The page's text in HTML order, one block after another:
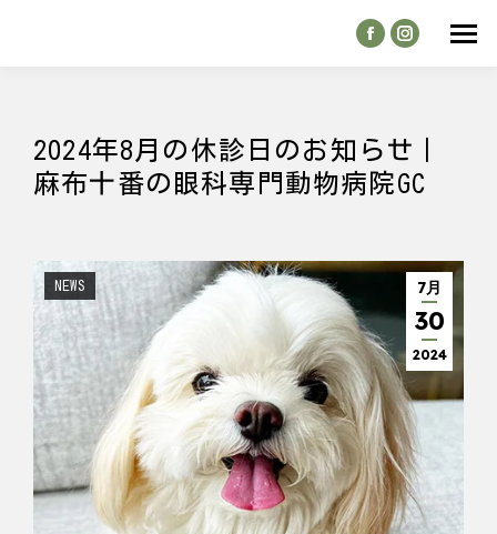
Facebook
new
window
Instagram
new
window
2024年8月の休診日のお知らせ｜
麻布十番の眼科専門動物病院GC
7月
30
2024
NEWS